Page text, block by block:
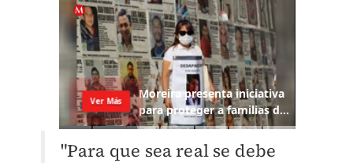
"Para que sea real se debe